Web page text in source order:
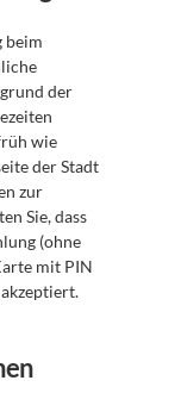
der
wie
der Stadt
Sie, dass
(ohne
mit PIN